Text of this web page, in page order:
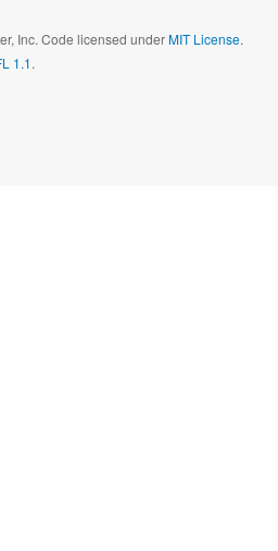
Inc. Code licensed underMIT License.
1.1.